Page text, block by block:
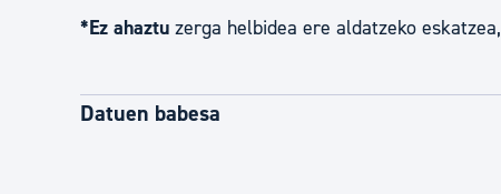
*Ez ahaztu zerga helbidea ere aldatzeko eskatzea,
Datuen babesa